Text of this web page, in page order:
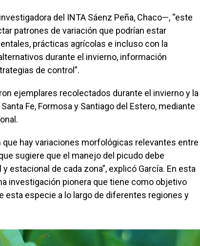
del INTA Sáenz Peña, Chaco—, “este
patrones de variación que podrían estar
prácticas agrícolas e incluso con la
durante el invierno, información
de control”.
ejemplares recolectados durante el invierno y la
Fe, Formosa y Santiago del Estero, mediante
hay variaciones morfológicas relevantes entre
sugiere que el manejo del picudo debe
estacional de cada zona”, explicó García. En esta
investigación pionera que tiene como objetivo
esta especie a lo largo de diferentes regiones y